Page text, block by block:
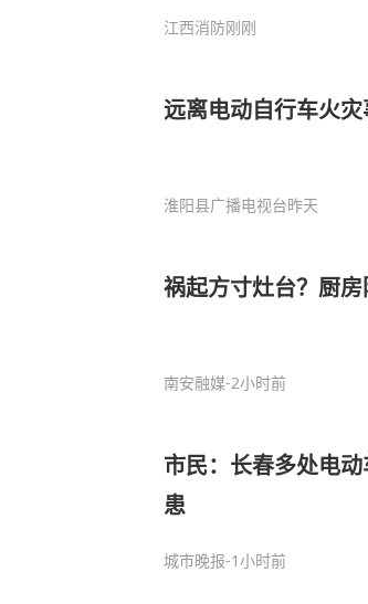
江西消防刚刚
远离电动自行车火
淮阳县广播电视台昨天
祸起方寸灶台？厨房
南安融媒-2小时前
市民：长春多处电
患
城市晚报-1小时前